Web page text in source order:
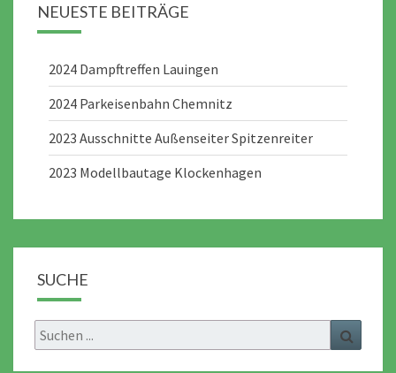
NEUESTE BEITRÄGE
2024 Dampftreffen Lauingen
2024 Parkeisenbahn Chemnitz
2023 Ausschnitte Außenseiter Spitzenreiter
2023 Modellbautage Klockenhagen
SUCHE
Search
for: